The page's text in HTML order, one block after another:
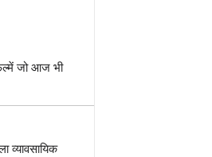
जो आज भी
व्यावसायिक